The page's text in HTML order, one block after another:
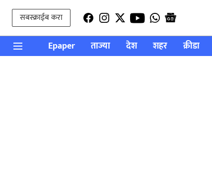
सबस्क्राईब करा
Epaper ताज्या देश शहर क्रीडा